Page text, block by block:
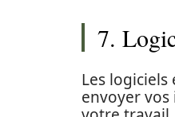
7.
Les
envoyer